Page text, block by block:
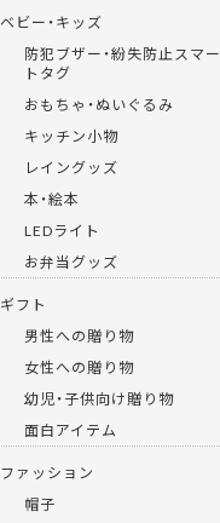
ベビー・キッズ
防犯ブザー・紛失防止スマー
トタグ
おもちゃ・ぬいぐるみ
キッチン小物
レイングッズ
本・絵本
LEDライト
お弁当グッズ
ギフト
男性への贈り物
女性への贈り物
幼児・子供向け贈り物
面白アイテム
ファッション
帽子